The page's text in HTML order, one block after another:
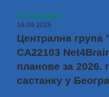
Опширније...
16.09.2025
Централна група
CA22103
планове за 2026.
састанку у